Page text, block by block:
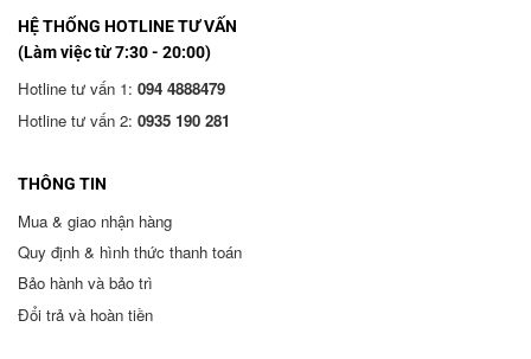
HỆ THỐNG HOTLINE TƯ VẤN
(Làm việc từ 7:30 - 20:00)
Hotline tư vấn 1: 094 4888479
Hotline tư vấn 2: 0935 190 281
THÔNG TIN
Mua & giao nhận hàng
Quy định & hình thức thanh toán
Bảo hành và bảo trì
Đổi trả và hoàn tiền